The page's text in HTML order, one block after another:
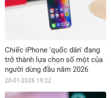
Chiếc iPhone 'quốc dân' đang
trở thành lựa chọn số một của
người dùng đầu năm 2026
20-01-2026 19:22